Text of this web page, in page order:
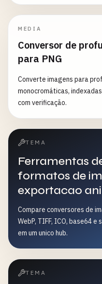
MEDIA
Conversor de
para PNG
Converte imagens para
monocromáticas,
com verificação.
TEMA
Ferramentas
formatos de
exportacao
Compare conversores de
WebP, TIFF, ICO, base64
em um unico hub.
TEMA